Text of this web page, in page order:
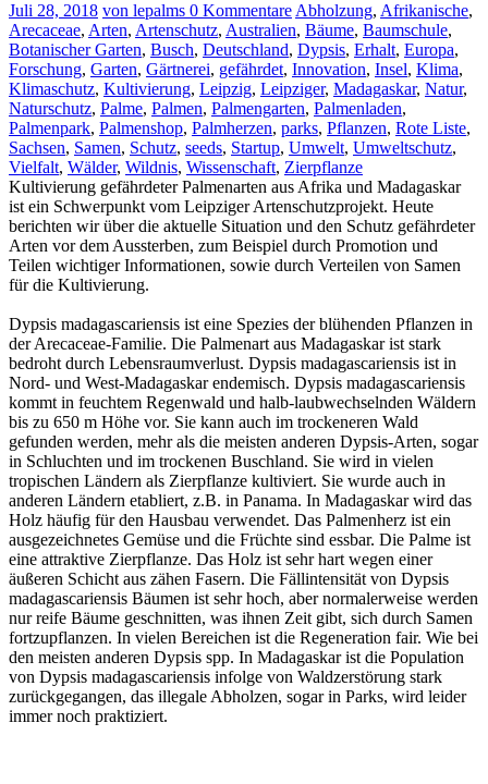
Juli 28, 2018 von lepalms 0 Kommentare Abholzung, Afrikanische,
Arecaceae, Arten, Artenschutz, Australien, Bäume, Baumschule,
Botanischer Garten, Busch, Deutschland, Dypsis, Erhalt, Europa,
Forschung, Garten, Gärtnerei, gefährdet, Innovation, Insel, Klima,
Klimaschutz, Kultivierung, Leipzig, Leipziger, Madagaskar, Natur,
Naturschutz, Palme, Palmen, Palmengarten, Palmenladen,
Palmenpark, Palmenshop, Palmherzen, parks, Pflanzen, Rote Liste,
Sachsen, Samen, Schutz, seeds, Startup, Umwelt, Umweltschutz,
Vielfalt, Wälder, Wildnis, Wissenschaft, Zierpflanze
Kultivierung gefährdeter Palmenarten aus Afrika und Madagaskar
ist ein Schwerpunkt vom Leipziger Artenschutzprojekt. Heute
berichten wir über die aktuelle Situation und den Schutz gefährdeter
Arten vor dem Aussterben, zum Beispiel durch Promotion und
Teilen wichtiger Informationen, sowie durch Verteilen von Samen
für die Kultivierung.
Dypsis madagascariensis ist eine Spezies der blühenden Pflanzen in
der Arecaceae-Familie. Die Palmenart aus Madagaskar ist stark
bedroht durch Lebensraumverlust. Dypsis madagascariensis ist in
Nord- und West-Madagaskar endemisch. Dypsis madagascariensis
kommt in feuchtem Regenwald und halb-laubwechselnden Wäldern
bis zu 650 m Höhe vor. Sie kann auch im trockeneren Wald
gefunden werden, mehr als die meisten anderen Dypsis-Arten, sogar
in Schluchten und im trockenen Buschland. Sie wird in vielen
tropischen Ländern als Zierpflanze kultiviert. Sie wurde auch in
anderen Ländern etabliert, z.B. in Panama. In Madagaskar wird das
Holz häufig für den Hausbau verwendet. Das Palmenherz ist ein
ausgezeichnetes Gemüse und die Früchte sind essbar. Die Palme ist
eine attraktive Zierpflanze. Das Holz ist sehr hart wegen einer
äußeren Schicht aus zähen Fasern. Die Fällintensität von Dypsis
madagascariensis Bäumen ist sehr hoch, aber normalerweise werden
nur reife Bäume geschnitten, was ihnen Zeit gibt, sich durch Samen
fortzupflanzen. In vielen Bereichen ist die Regeneration fair. Wie bei
den meisten anderen Dypsis spp. In Madagaskar ist die Population
von Dypsis madagascariensis infolge von Waldzerstörung stark
zurückgegangen, das illegale Abholzen, sogar in Parks, wird leider
immer noch praktiziert.